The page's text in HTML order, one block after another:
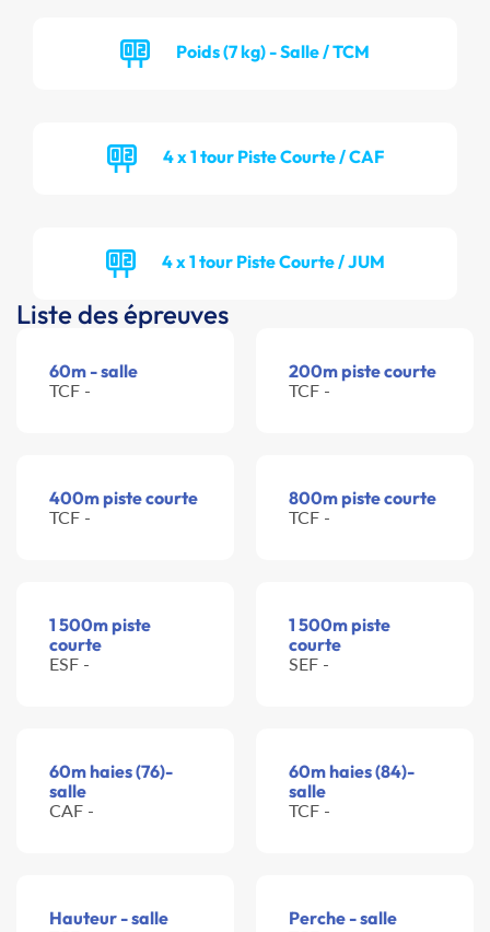
Poids (7 kg) - Salle / TCM
4 x 1 tour Piste Courte / CAF
4 x 1 tour Piste Courte / JUM
Liste des épreuves
60m - salle
TCF -
200m piste courte
TCF -
400m piste courte
TCF -
800m piste courte
TCF -
1 500m piste
courte
ESF -
1 500m piste
courte
SEF -
60m haies (76)-
salle
CAF -
60m haies (84)-
salle
TCF -
Hauteur - salle Perche - salle